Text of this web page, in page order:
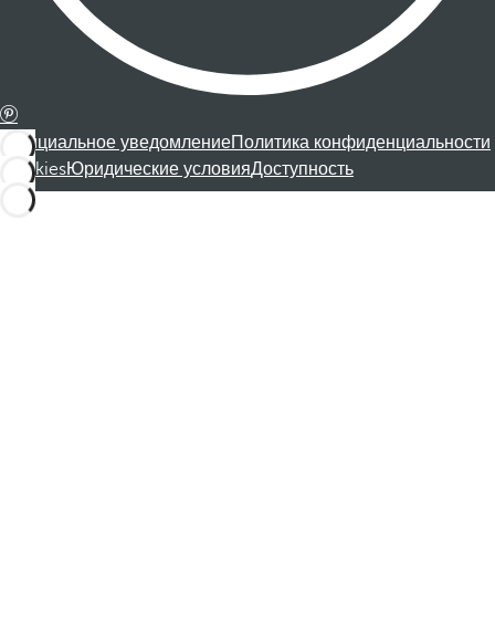
Официальное уведомлениеПолитика конфиденциальности
CookiesЮридические условияДоступность